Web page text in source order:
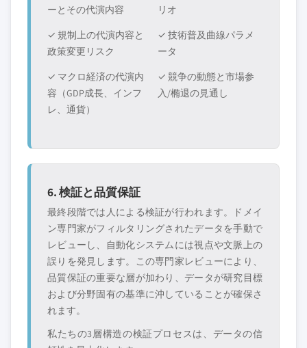
ーとその代演内容
リオ
✓ 規制上の代演内容と
政策変更リスク
✓ 技術普及曲線パラメ
ータ
✓ マクロ経済の代演内
容（GDP成長、インフ
レ、通貨）
✓ 競争の動態と市場参
入/椭退の見通し
6. 検証と品質保証
最終段階では人による検証が行われます。ドメイ
ン専門家がフィルタリングされたデータを手動で
レビューし、自動化システムには視点や文脈上の
誤りを発見します。この専門家レビューにより、
品質保証の重要な層が加わり、データが研究目標
および分野固有の基準に沖していることが確保さ
れます。
私たちの3層構造の検証プロセスは、データの信